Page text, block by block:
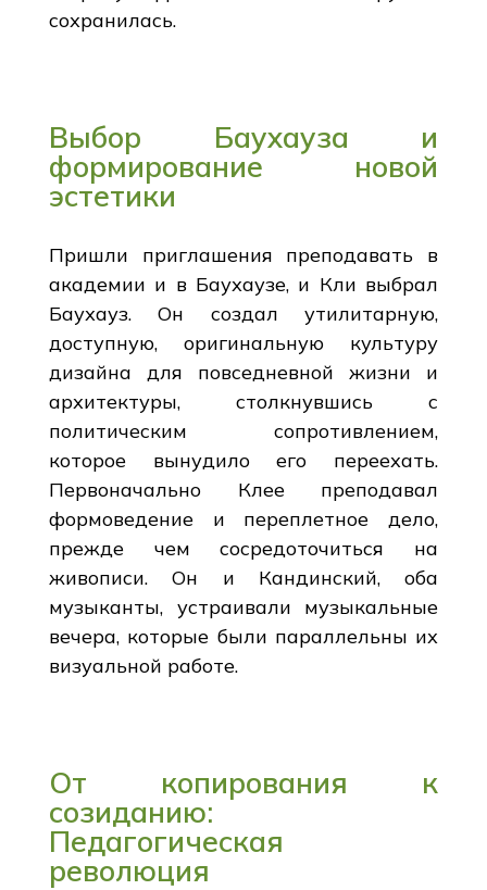
сохранилась.
Выбор Баухауза и
формирование новой
эстетики
Пришли приглашения преподавать в
академии и в Баухаузе, и Кли выбрал
Баухауз. Он создал утилитарную,
доступную, оригинальную культуру
дизайна для повседневной жизни и
архитектуры, столкнувшись с
политическим сопротивлением,
которое вынудило его переехать.
Первоначально Клее преподавал
формоведение и переплетное дело,
прежде чем сосредоточиться на
живописи. Он и Кандинский, оба
музыканты, устраивали музыкальные
вечера, которые были параллельны их
визуальной работе.
От копирования к
созиданию:
Педагогическая
революция